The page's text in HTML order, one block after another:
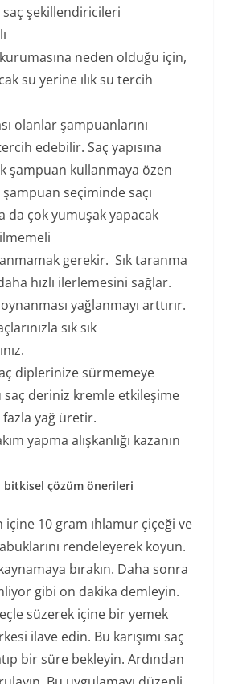
saç şekillendiricileri
neden olduğu için,
su yerine ılık su tercih
olanlar şampuanlarını
edebilir. Saç yapısına
şampuan kullanmaya özen
seçiminde saçı
da çok yumuşak yapacak
gerekir. Sık taranma
hızlı ilerlemesini sağlar.
yağlanmayı arttırır.
sık sık
diplerinize sürmemeye
saç deriniz kremle etkileşime
yağ üretir.
yapma alışkanlığı kazanın
bitkisel çözüm önerileri
10 gram ıhlamur çiçeği ve
rendeleyerek koyun.
bırakın. Daha sonra
gibi on dakika demleyin.
süzerek içine bir yemek
ilave edin. Bu karışımı saç
bir süre bekleyin. Ardından